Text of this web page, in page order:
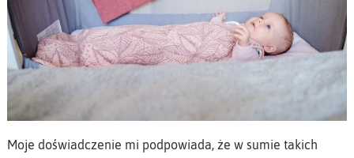
Moje doświadczenie mi podpowiada, że w sumie takich